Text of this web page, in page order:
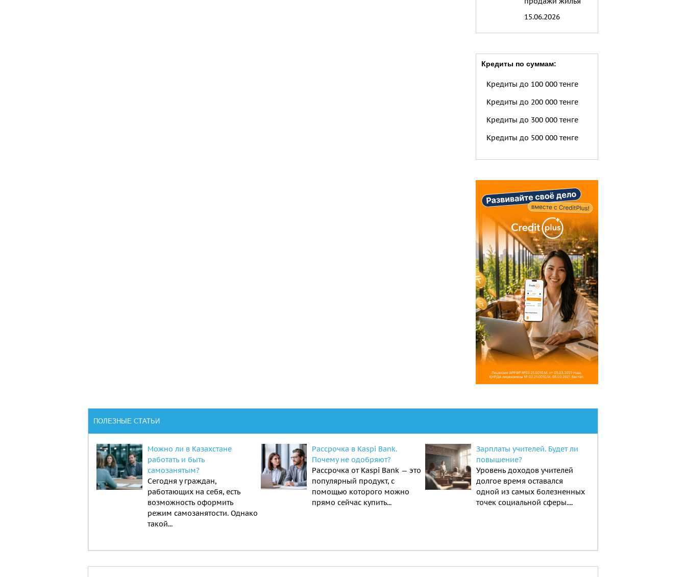
15.06.2026
Кредиты по суммам:
Кредиты до 100 000 тенге
Кредиты до 200 000 тенге
Кредиты до 300 000 тенге
Кредиты до 500 000 тенге
ПОЛЕЗНЫЕ СТАТЬИ
Можно ли в Казахстане
работать и быть
самозанятым?
Сегодня у граждан,
работающих на себя, есть
возможность оформить
режим самозанятости. Однако
такой...
Рассрочка в Kaspi Bank.
Почему не одобряют?
Рассрочка от Kaspi Bank — это
популярный продукт, с
помощью которого можно
прямо сейчас купить...
Зарплаты учителей. Будет ли
повышение?
Уровень доходов учителей
долгое время оставался
одной из самых болезненных
точек социальной сферы....